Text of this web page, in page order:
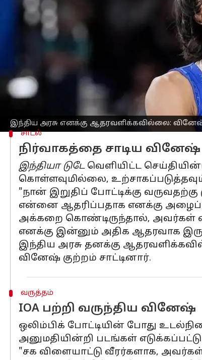
இந்திய அரசு எனக்கு ஆதரவளிக்கவில்லை:
செய்தி முன்னோட்டம்
பாரிஸ் ஒலிம்பிக்கில் தான்
போகட்கூறினார்.
30 வயதான வினேஷ் போகட்
நிலையில், கூடுதல் எடை
எனினும், வினேஷ் தனது வெள்ளிப்
ஆனால் விளையாட்டுக்கான நடுவர்
சாடல்
நிர்வாகத்தை சாடிய வினேஷ்
இந்தியா டுடேவெளியிட்ட
கொள்ளவுமில்லை,
"நான் இறுதிப் போட்டிக்கு
என்னை ஆதரிப்பதாக எனக்கு
அக்கறை கொண்டிருந்தால், அவர்கள்
எனக்கு இன்னும் அதிக ஆதரவாக
இந்திய அரசு தனக்கு
வினேஷ் குற்றம் சாட்டினார்.
வருத்தம்
IOA பற்றி வருந்திய வினேஷ்
ஒலிம்பிக் போட்டியின் போது
அனுமதியின்றி படங்கள்
"சக விளையாட்டு வீரர்களாக,